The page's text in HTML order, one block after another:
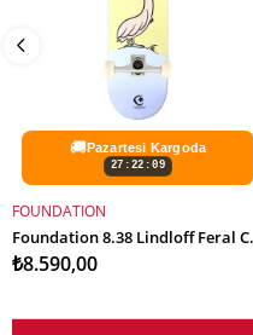
🚚Pazartesi Kargoda
27:22:09
SEPETE EKLE
FOUNDATION
₺8.590,00